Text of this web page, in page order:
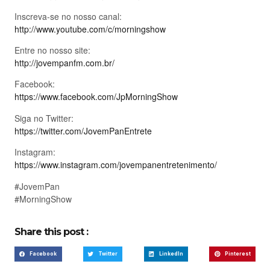
Inscreva-se no nosso canal:
http://www.youtube.com/c/morningshow
Entre no nosso site:
http://jovempanfm.com.br/
Facebook:
https://www.facebook.com/JpMorningShow
Siga no Twitter:
https://twitter.com/JovemPanEntrete
Instagram:
https://www.instagram.com/jovempanentretenimento/
#JovemPan
#MorningShow
Share this post :
Facebook Twitter LinkedIn Pinterest